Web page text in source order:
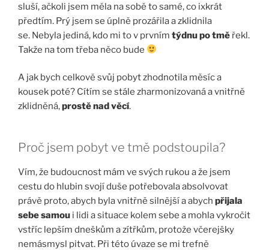
sluší, ačkoli jsem měla na sobě to samé, co ixkrát
předtím. Prý jsem se úplně prozářila a zklidnila
se. Nebyla jediná, kdo mi to v prvním týdnu po tmě řekl.
Takže na tom třeba něco bude
A jak bych celkově svůj pobyt zhodnotila měsíc a
kousek poté? Cítím se stále zharmonizovaná a vnitřně
zklidněná,prostě nad věcí.
Proč jsem pobyt ve tmě podstoupila?
Vím, že budoucnost mám ve svých rukou a že jsem
cestu do hlubin svojí duše potřebovala absolvovat
právě proto, abych byla vnitřně silnější a abych přijala
sebe samou i lidi a situace kolem sebe a mohla vykročit
vstříc lepším dneškům a zítřkům, protože včerejšky
nemásmysl pitvat. Při této úvaze se mi trefně